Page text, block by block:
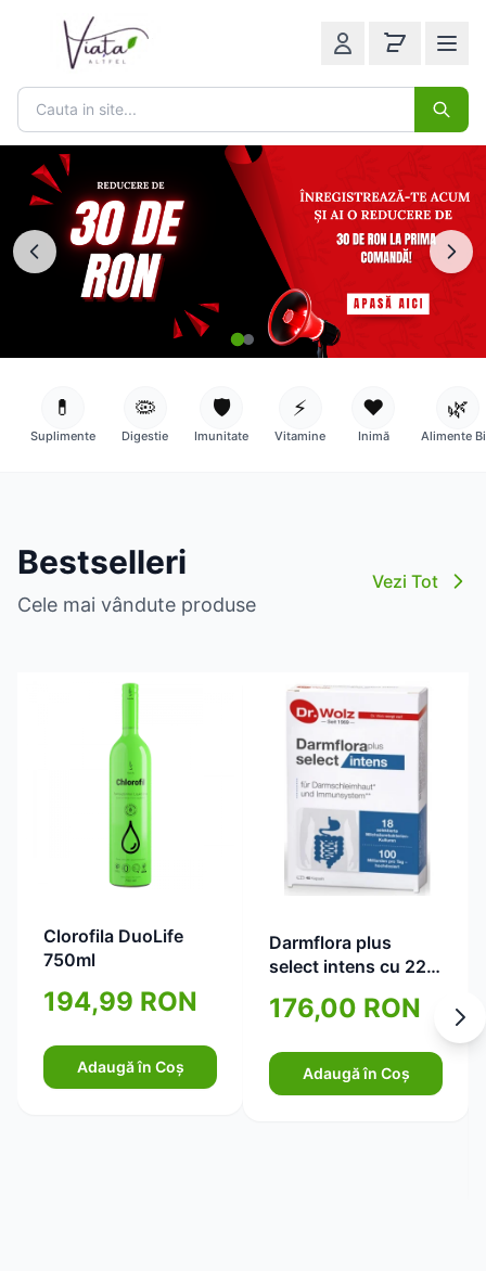
💊
Suplimente
🦠
Digestie
🛡️
Imunitate
⚡
Vitamine
❤️
Inimă
🌿
Alimente
Bestselleri
Cele mai vândute produse
Vezi Tot
Clorofila DuoLife
750ml
194,99 RON
Adaugă în Coș
Darmflora plus
select intens cu 22
Wolz 40cps
176,00 RON
Adaugă în Coș